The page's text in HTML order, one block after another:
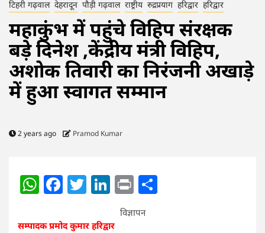
टिहरी गढ़वाल देहरादून पौड़ी गढ़वाल राष्ट्रीय रुद्रप्रयाग हरिद्वार हरिद्वार
महाकुंभ में पहुंचे विहिप संरक्षक
बड़े दिनेश ,केंद्रीय मंत्री विहिप,
अशोक तिवारी का निरंजनी अखाड़े
में हुआ स्वागत सम्मान
2 years ago Pramod Kumar
WhatsApp
Facebook
Twitter
LinkedIn
Print
विज्ञापन
सम्पादक प्रमोद कुमार हरिद्वार